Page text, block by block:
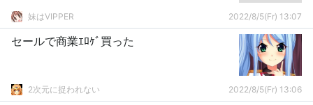
妹はVIPPER 2022/8/5(Fr) 13:07
セールで商業ｴﾛｹﾞ買った
2次元に捉われない 2022/8/5(Fr) 13:06